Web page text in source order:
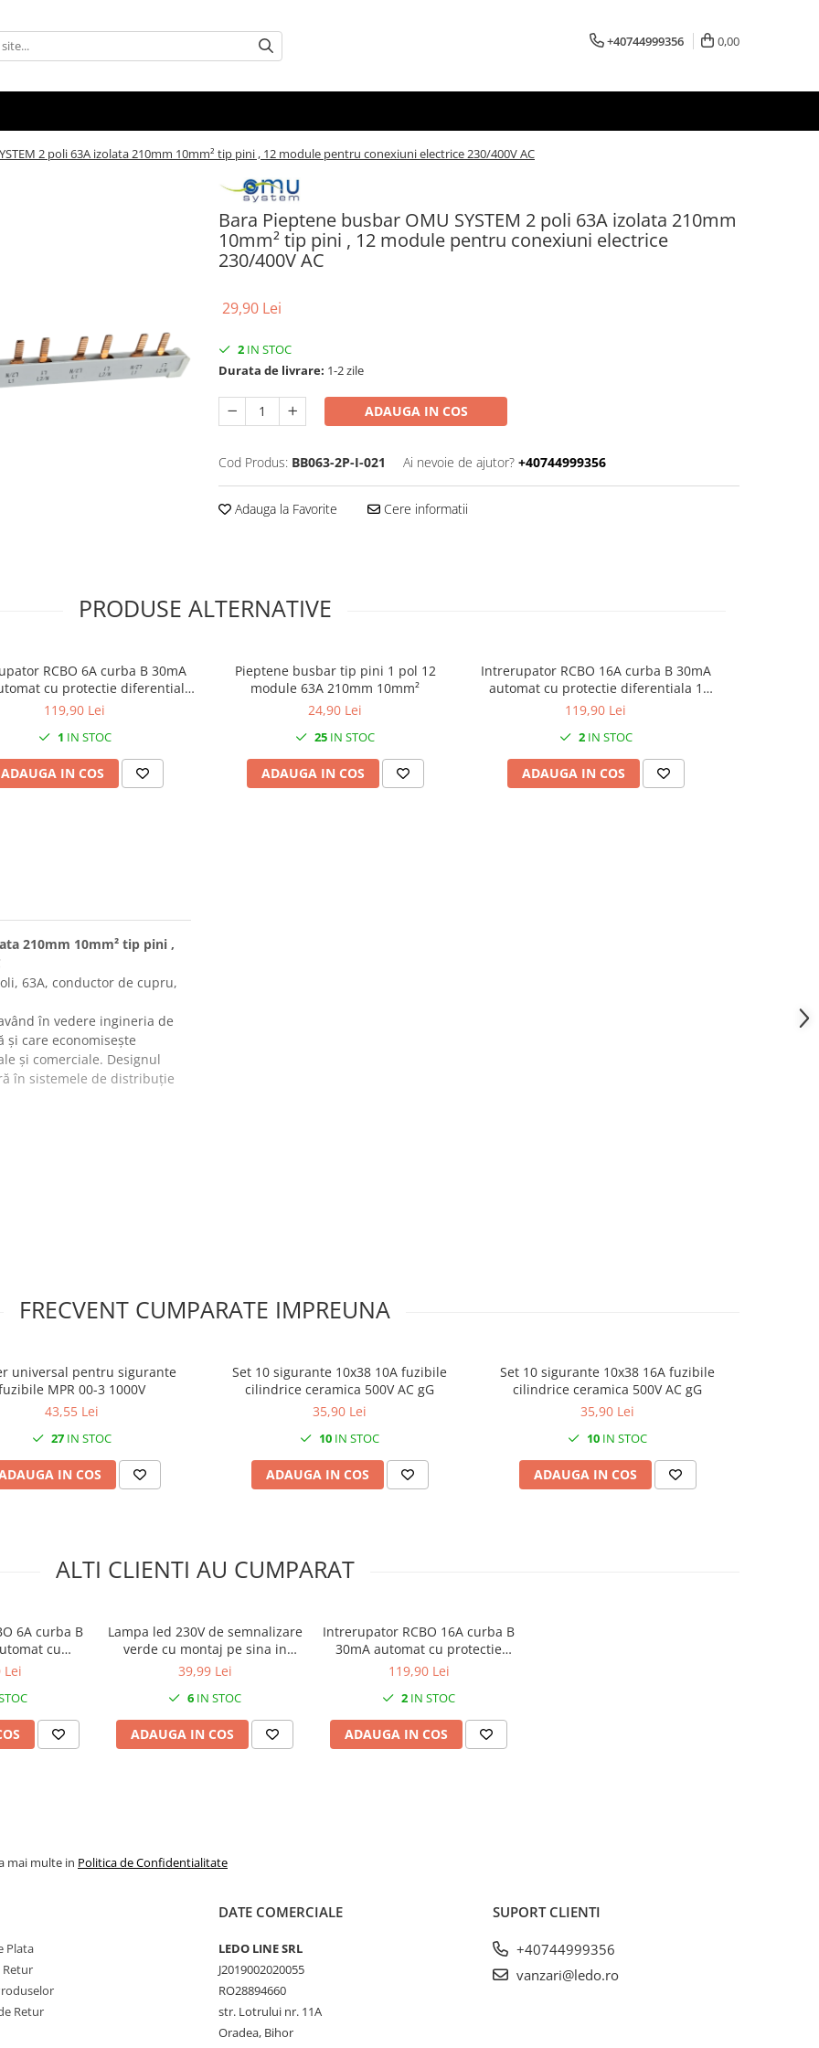
+40744999356 0,00
2 poli 63A izolata 210mm 10mm² tip pini , 12 module pentru conexiuni electrice 230/400V AC
Bara Pieptene busbar OMU SYSTEM 2 poli 63A izolata 210mm
10mm² tip pini , 12 module pentru conexiuni electrice
230/400V AC
29,90 Lei
2 IN STOC
Durata de livrare: 1-2 zile
ADAUGA IN COS
Cod Produs: BB063-2P-I-021 Ai nevoie de ajutor? +40744999356
Adauga la Favorite Cere informatii
PRODUSE ALTERNATIVE
RCBO 6A curba B 30mA
cu protectie diferentiala
1 modul 1P+N 6kA IP20
119,90 Lei
1 IN STOC
ADAUGA IN COS
Pieptene busbar tip pini 1 pol 12
module 63A 210mm 10mm²
24,90 Lei
25 IN STOC
ADAUGA IN COS
Intrerupator RCBO 16A curba B 30mA
automat cu protectie diferentiala 1
modul 1P+N 6kA IP20
119,90 Lei
2IN STOC
ADAUGA IN COS
210mm 10mm² tip pini ,
63A, conductor de cupru,
în vedere ingineria de
care economisește
și comerciale. Designul
în sistemele de distribuție
generare minimă de
internaționale
de comutare unde este
FRECVENT CUMPARATE IMPREUNA
universal pentru sigurante
MPR 00-3 1000V
43,55 Lei
27 IN STOC
IN COS
Set 10 sigurante 10x38 10A fuzibile
cilindrice ceramica 500V AC gG
35,90 Lei
10 IN STOC
ADAUGA IN COS
Set 10 sigurante 10x38 16A fuzibile
cilindrice ceramica 500V AC gG
35,90 Lei
10 IN STOC
ADAUGA IN COS
ALTI CLIENTI AU CUMPARAT
6A curba B
cu
1 modul
Lei
Lampa led 230V de semnalizare
verde cu montaj pe sina in
tablouri electrice IP20
39,99 Lei
6 IN STOC
ADAUGA IN COS
Intrerupator RCBO 16A curba B
30mA automat cu protectie
diferentiala 1 modul 1P+N 6kA
119,90 Lei
2 IN STOC
ADAUGA IN COS
mai multe in Politica de Confidentialitate
Plata
Retur
Retur
DATE COMERCIALE
LEDO LINE SRL
J2019002020055
RO28894660
str. Lotrului nr. 11A
Oradea, Bihor
SUPORT CLIENTI
+40744999356
vanzari@ledo.ro